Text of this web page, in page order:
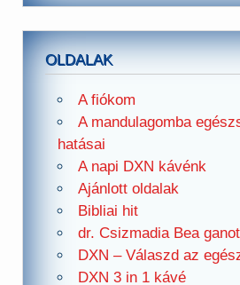
OLDALAK
A fiókom
A mandulagomba
hatásai
A napi DXN kávénk
Ajánlott oldalak
Bibliai hit
dr. Csizmadia Bea
DXN – Válaszd az
DXN 3 in 1 kávé